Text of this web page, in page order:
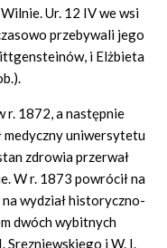
Ur. 12 IV we wsi
przebywali jego
i Elżbieta
r. 1872, a następnie
medyczny uniwersytetu
zdrowia przerwał
W r. 1873 powrócił na
wydział historyczno-
dwóch wybitnych
Srezniewskiego i W. I.